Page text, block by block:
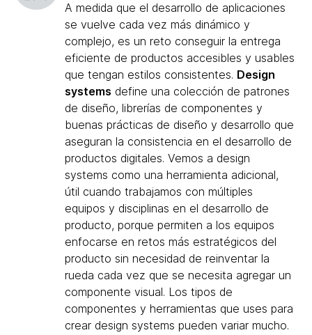
A medida que el desarrollo de aplicaciones
se vuelve cada vez más dinámico y
complejo, es un reto conseguir la entrega
eficiente de productos accesibles y usables
que tengan estilos consistentes. Design
systems define una colección de patrones
de diseño, librerías de componentes y
buenas prácticas de diseño y desarrollo que
aseguran la consistencia en el desarrollo de
productos digitales. Vemos a design
systems como una herramienta adicional,
útil cuando trabajamos con múltiples
equipos y disciplinas en el desarrollo de
producto, porque permiten a los equipos
enfocarse en retos más estratégicos del
producto sin necesidad de reinventar la
rueda cada vez que se necesita agregar un
componente visual. Los tipos de
componentes y herramientas que uses para
crear design systems pueden variar mucho.